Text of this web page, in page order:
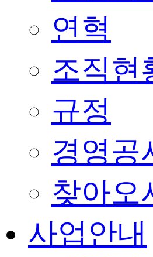
연혁
조직현
규정
경영공
찾아오
사업안내